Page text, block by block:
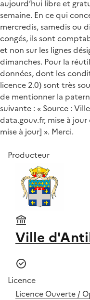
aujourd’hui libre et
semaine. En ce qui
mercredis, samedis ou
congés, ils sont
et non sur les lignes
dimanches. Pour la
données, dont les
licence 2.0) sont très
de mentionner la
suivante : « Source :
data.gouv.fr, mise à
mise à jour] ». Merci.
Producteur
Ville
Licence
Licence Ouverte /